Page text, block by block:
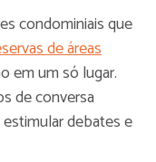
condominiais que
de áreas
em um só lugar.
de conversa
debates e